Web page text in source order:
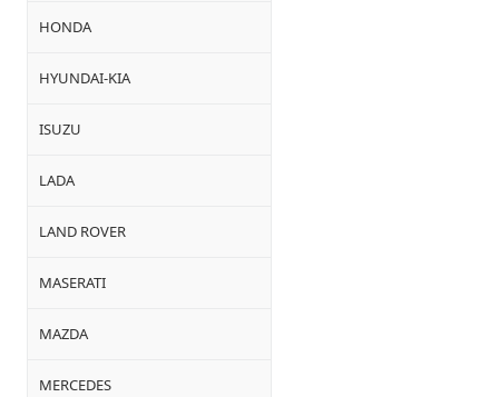
HONDA
HYUNDAI-KIA
ISUZU
LADA
LAND ROVER
MASERATI
MAZDA
MERCEDES